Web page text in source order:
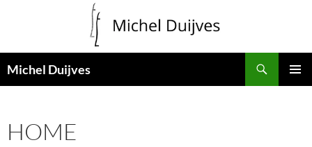
Michel Duijves
INHOUD
HOME